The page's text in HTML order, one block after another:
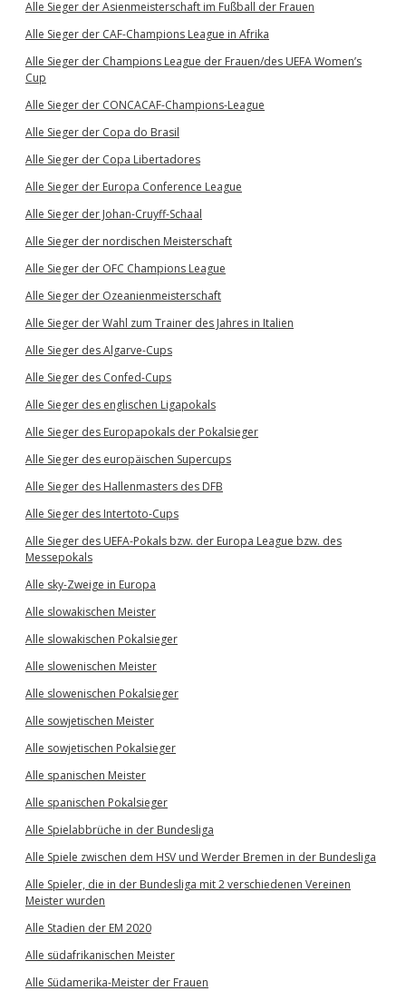
Alle Sieger der Asienmeisterschaft im Fußball der Frauen
Alle Sieger der CAF-Champions League in Afrika
Alle Sieger der Champions League der Frauen/des UEFA Women’s
Cup
Alle Sieger der CONCACAF-Champions-League
Alle Sieger der Copa do Brasil
Alle Sieger der Copa Libertadores
Alle Sieger der Europa Conference League
Alle Sieger der Johan-Cruyff-Schaal
Alle Sieger der nordischen Meisterschaft
Alle Sieger der OFC Champions League
Alle Sieger der Ozeanienmeisterschaft
Alle Sieger der Wahl zum Trainer des Jahres in Italien
Alle Sieger des Algarve-Cups
Alle Sieger des Confed-Cups
Alle Sieger des englischen Ligapokals
Alle Sieger des Europapokals der Pokalsieger
Alle Sieger des europäischen Supercups
Alle Sieger des Hallenmasters des DFB
Alle Sieger des Intertoto-Cups
Alle Sieger des UEFA-Pokals bzw. der Europa League bzw. des
Messepokals
Alle sky-Zweige in Europa
Alle slowakischen Meister
Alle slowakischen Pokalsieger
Alle slowenischen Meister
Alle slowenischen Pokalsieger
Alle sowjetischen Meister
Alle sowjetischen Pokalsieger
Alle spanischen Meister
Alle spanischen Pokalsieger
Alle Spielabbrüche in der Bundesliga
Alle Spiele zwischen dem HSV und Werder Bremen in der Bundesliga
Alle Spieler, die in der Bundesliga mit 2 verschiedenen Vereinen
Meister wurden
Alle Stadien der EM 2020
Alle südafrikanischen Meister
Alle Südamerika-Meister der Frauen